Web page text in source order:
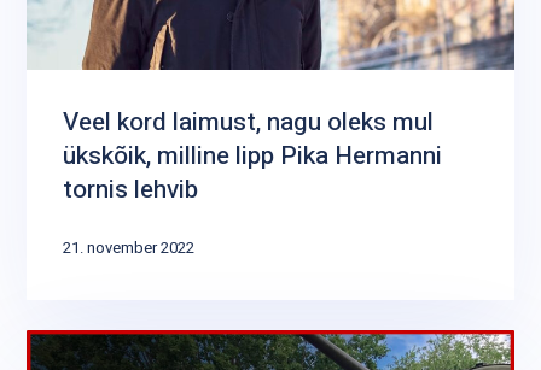
Veel kord laimust, nagu oleks mul
ükskõik, milline lipp Pika Hermanni
tornis lehvib
21. november 2022